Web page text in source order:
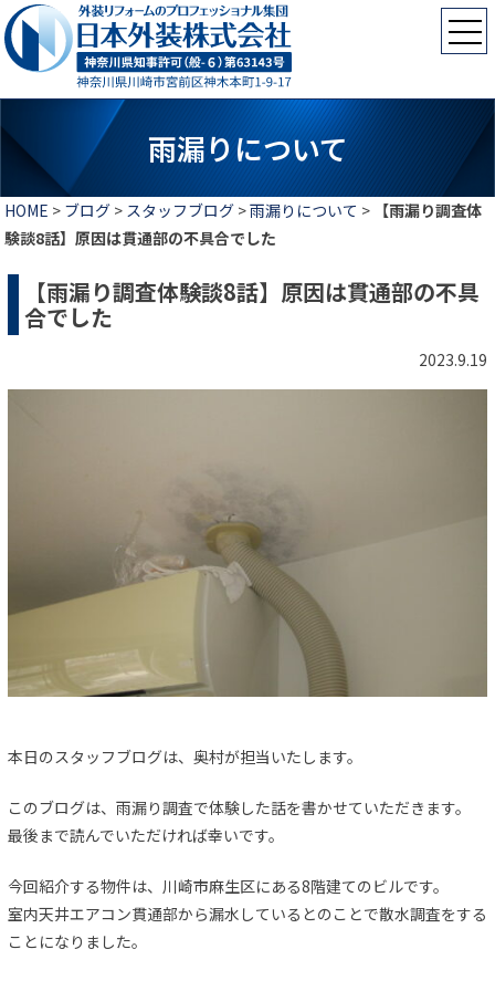
雨漏りについて
HOME > ブログ> スタッフブログ>雨漏りについて > 【雨漏り調査体
験談8話】原因は貫通部の不具合でした
【雨漏り調査体験談8話】原因は貫通部の不具
合でした
2023.9.19
本日のスタッフブログは、奥村が担当いたします。
このブログは、雨漏り調査で体験した話を書かせていただきます。
最後まで読んでいただければ幸いです。
今回紹介する物件は、川崎市麻生区にある8階建てのビルです。
室内天井エアコン貫通部から漏水しているとのことで散水調査をする
ことになりました。